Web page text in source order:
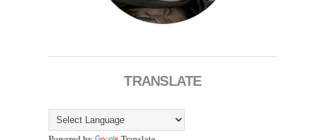
TRANSLATE